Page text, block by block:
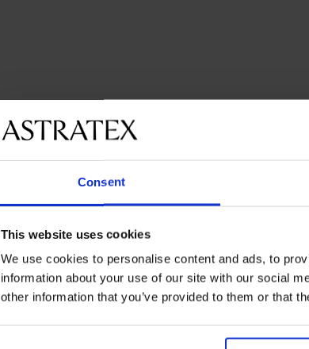
Consent
This website uses cookies
We use cookies to personalise content and ads, to
information about your use of our site with our social
other information that you’ve provided to them or that